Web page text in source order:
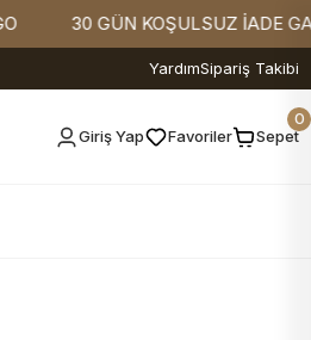
30 GÜN KOŞULSUZ İADE
YardımSipariş Takibi
Giriş Yap Favoriler Sepet
0